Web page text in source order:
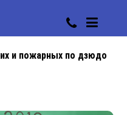
и пожарных по дзюдо